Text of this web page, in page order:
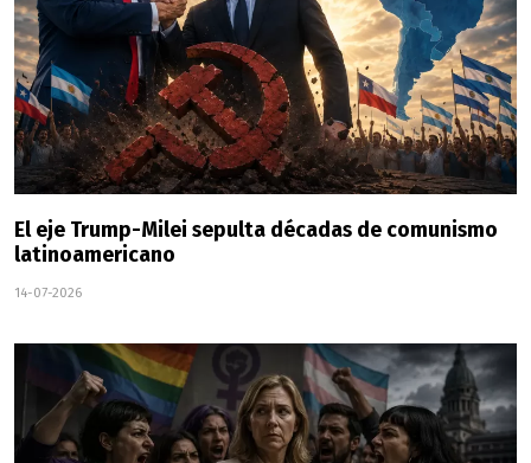
El eje Trump-Milei sepulta décadas de comunismo
latinoamericano
14-07-2026